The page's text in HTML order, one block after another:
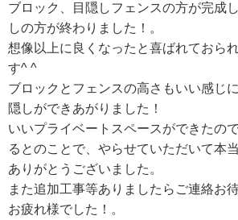
ブロック、目隠しフェンスの方が完成
しの方が終わりました！。
想像以上に良くなったと喜ばれておら
す^ ^
ブロックとフェンスの高さもいい感じ
隠しができあがりました！
いいプライベートスペースができたの
るとのことで、やらせていただいて本
ありがとうございました。
また追加工事等ありましたらご連絡お
お疲れ様でした！。